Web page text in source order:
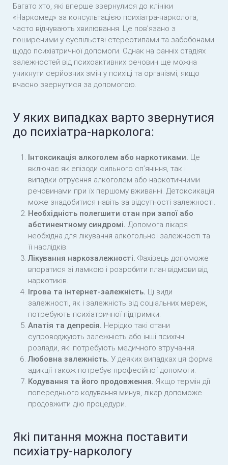
Багато хто, які вперше звернулися до клініки
«Наркомед» за консультацією психіатра-нарколога,
часто відчувають хвилювання. Це пов’язано з
поширеними у суспільстві стереотипами та забобонами
щодо психіатричної допомоги. Однак на ранніх стадіях
залежностей від психоактивних речовин ще можна
уникнути серйозних змін у психіці та організмі, якщо
вчасно звернутися за допомогою.
У яких випадках варто звернутися
до психіатра-нарколога:
Інтоксикація алкоголем або наркотиками. Це
включає як епізоди сильного сп’яніння, так і
випадки отруєння алкоголем або наркотичними
речовинами при їх першому вживанні. Детоксикація
може знадобитися навіть за відсутності залежності.
Необхідність полегшити стан при запої або
абстинентному синдромі. Допомога лікаря
необхідна для лікування алкогольної залежності та
її наслідків.
Лікування наркозалежності. Фахівець допоможе
впоратися зі ламкою і розробити план відмови від
наркотиків.
Ігрова та інтернет-залежність. Ці види
залежності, як і залежність від соціальних мереж,
потребують психіатричної підтримки.
Апатія та депресія. Нерідко такі стани
супроводжують залежність або інші психічні
розлади, які потребують медичного втручання.
Любовна залежність. У деяких випадках ця форма
адикції також потребує професійної допомоги.
Кодування та його продовження. Якщо термін дії
попереднього кодування минув, лікар допоможе
продовжити дію процедури.
Які питання можна поставити
психіатру-наркологу